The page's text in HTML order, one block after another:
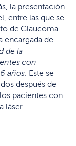
la presentación
entre las que se
de Glaucoma
encargada de
de la
con
años . Este se
después de
pacientes con
láser.